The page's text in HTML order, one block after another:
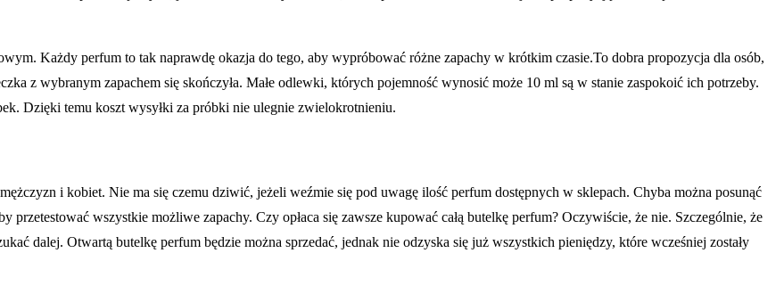
Każdy perfum to tak naprawdę okazja do tego, aby wypróbować różne zapachy w krótkim czasie.To dobra propozycja dla osób,
z wybranym zapachem się skończyła. Małe odlewki, których pojemność wynosić może 10 ml są w stanie zaspokoić ich potrzeby.
Dzięki temu koszt wysyłki za próbki nie ulegnie zwielokrotnieniu.
i kobiet. Nie ma się czemu dziwić, jeżeli weźmie się pod uwagę ilość perfum dostępnych w sklepach. Chyba można posunąć
przetestować wszystkie możliwe zapachy. Czy opłaca się zawsze kupować całą butelkę perfum? Oczywiście, że nie. Szczególnie, że
dalej. Otwartą butelkę perfum będzie można sprzedać, jednak nie odzyska się już wszystkich pieniędzy, które wcześniej zostały